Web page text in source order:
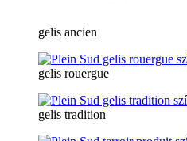
gelis ancien
gelis rouergue
gelis tradition